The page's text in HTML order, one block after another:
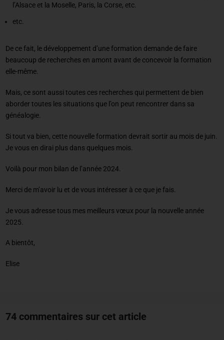
l’Alsace et la Moselle, Paris, la Corse, etc.
etc.
De ce fait, le développement d’une formation demande de faire
beaucoup de recherches en amont avant de concevoir la formation
elle-même.
Mais, ce sont aussi toutes ces recherches qui permettent de bien
aborder toutes les situations que l’on peut rencontrer dans sa
généalogie.
Si tout va bien, cette nouvelle formation devrait sortir au mois de juin.
Je vous en dirai plus dans quelques mois.
Voilà pour mon bilan de l’année 2024.
Merci de m’avoir lu et de vous intéresser à ce que je fais.
Je vous adresse tous mes meilleurs vœux pour la nouvelle année
2025.
A bientôt,
Elise
74 commentaires sur cet article